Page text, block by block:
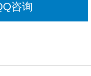
咨询